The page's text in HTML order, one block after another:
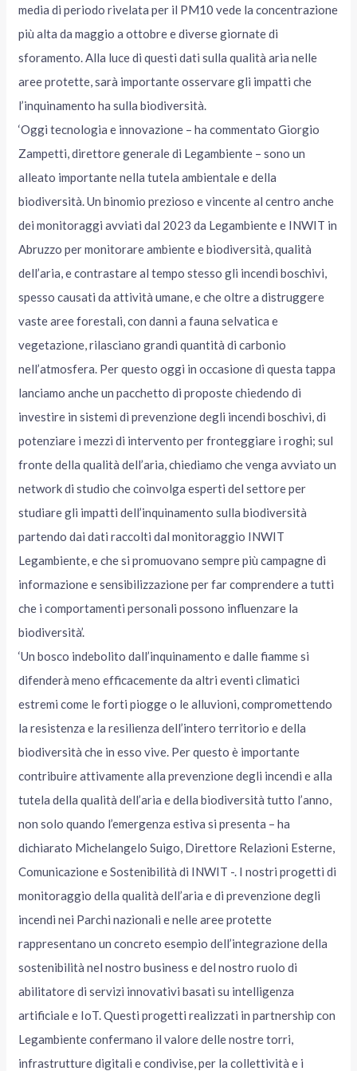
media di periodo rivelata per il PM10 vede la concentrazione
più alta da maggio a ottobre e diverse giornate di
sforamento. Alla luce di questi dati sulla qualità aria nelle
aree protette, sarà importante osservare gli impatti che
l’inquinamento ha sulla biodiversità.
‘Oggi tecnologia e innovazione – ha commentato Giorgio
Zampetti, direttore generale di Legambiente – sono un
alleato importante nella tutela ambientale e della
biodiversità. Un binomio prezioso e vincente al centro anche
dei monitoraggi avviati dal 2023 da Legambiente e INWIT in
Abruzzo per monitorare ambiente e biodiversità, qualità
dell’aria, e contrastare al tempo stesso gli incendi boschivi,
spesso causati da attività umane, e che oltre a distruggere
vaste aree forestali, con danni a fauna selvatica e
vegetazione, rilasciano grandi quantità di carbonio
nell’atmosfera. Per questo oggi in occasione di questa tappa
lanciamo anche un pacchetto di proposte chiedendo di
investire in sistemi di prevenzione degli incendi boschivi, di
potenziare i mezzi di intervento per fronteggiare i roghi; sul
fronte della qualità dell’aria, chiediamo che venga avviato un
network di studio che coinvolga esperti del settore per
studiare gli impatti dell’inquinamento sulla biodiversità
partendo dai dati raccolti dal monitoraggio INWIT
Legambiente, e che si promuovano sempre più campagne di
informazione e sensibilizzazione per far comprendere a tutti
che i comportamenti personali possono influenzare la
biodiversità’.
‘Un bosco indebolito dall’inquinamento e dalle fiamme si
difenderà meno efficacemente da altri eventi climatici
estremi come le forti piogge o le alluvioni, compromettendo
la resistenza e la resilienza dell’intero territorio e della
biodiversità che in esso vive. Per questo è importante
contribuire attivamente alla prevenzione degli incendi e alla
tutela della qualità dell’aria e della biodiversità tutto l’anno,
non solo quando l’emergenza estiva si presenta – ha
dichiarato Michelangelo Suigo, Direttore Relazioni Esterne,
Comunicazione e Sostenibilità di INWIT -. I nostri progetti di
monitoraggio della qualità dell’aria e di prevenzione degli
incendi nei Parchi nazionali e nelle aree protette
rappresentano un concreto esempio dell’integrazione della
sostenibilità nel nostro business e del nostro ruolo di
abilitatore di servizi innovativi basati su intelligenza
artificiale e IoT. Questi progetti realizzati in partnership con
Legambiente confermano il valore delle nostre torri,
infrastrutture digitali e condivise, per la collettività e i